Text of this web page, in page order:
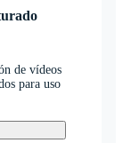
de vídeos
para uso